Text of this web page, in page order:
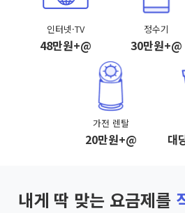
인터넷·TV
48만원+@
정수기
30만원+@
가전 렌탈
20만원+@ 대
내게 딱 맞는 요금제를